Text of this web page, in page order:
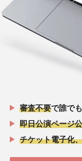
審査不要で誰で
即日公演ページ
チケット電子化